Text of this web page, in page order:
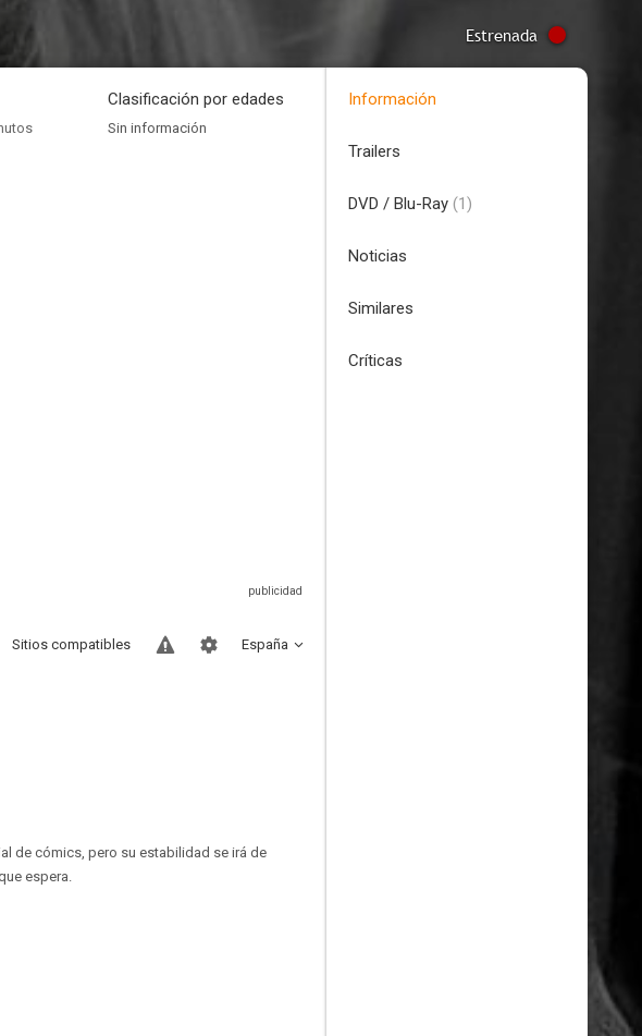
Estrenada
Clasificación por edades
Sin información
España
Sitios compatibles
de cómics, pero su estabilidad se irá de
espera.
Información
Trailers
DVD / Blu-Ray (1)
Noticias
Similares
Críticas